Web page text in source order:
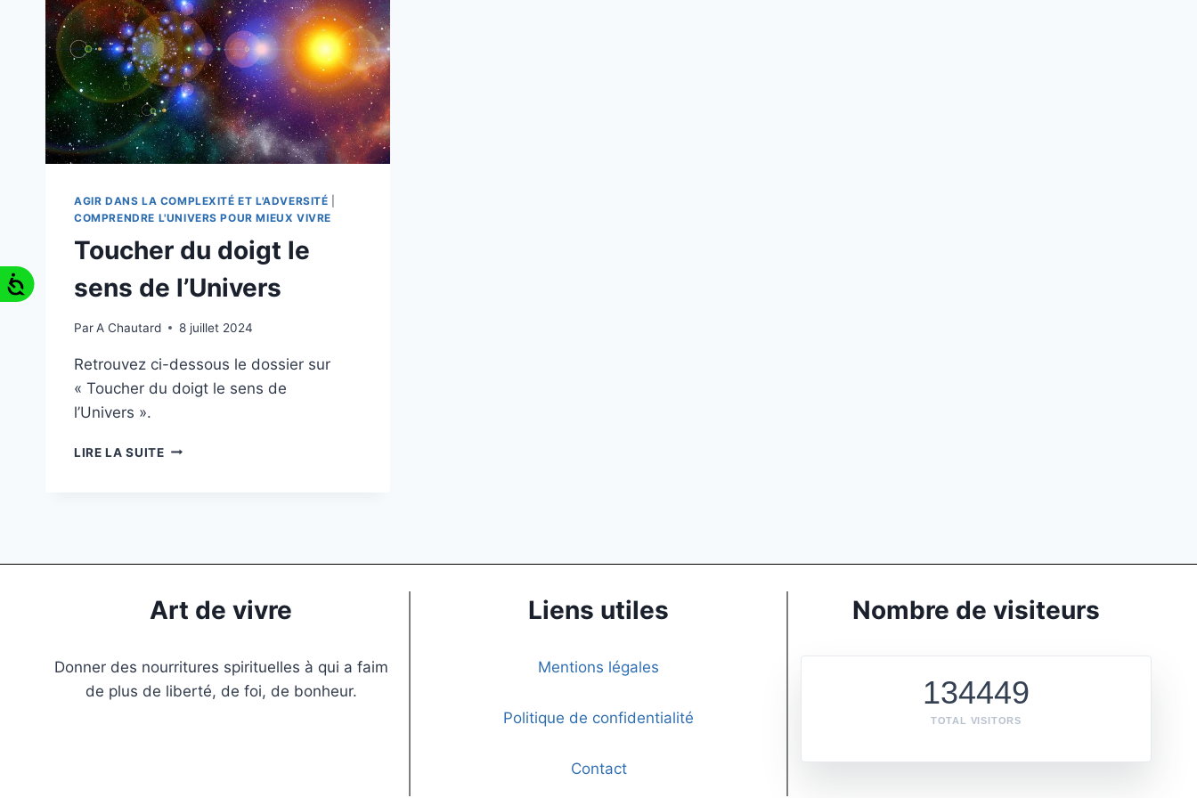
AGIR DANS LA COMPLEXITÉ ET L'ADVERSITÉ
COMPRENDRE L'UNIVERS POUR MIEUX VIVRE
Toucher du doigt le
sens de l’Univers
ParA Chautard 8 juillet 2024
Retrouvez ci-dessous le dossier sur
« Toucher du doigt le sens de
l’Univers ».
LIRE LA SUITE
Art de vivre
Donner des nourritures spirituelles à qui a faim
de plus de liberté, de foi, de bonheur.
Liens utiles
Mentions légales
Politique de confidentialité
Contact
Nombre de visiteurs
134449
TOTAL VISITORS